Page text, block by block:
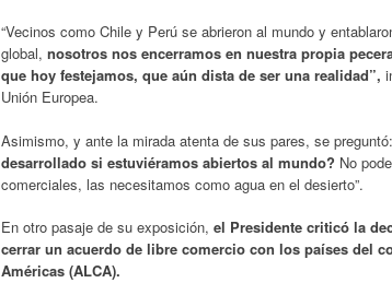
“Vecinos como Chile y Perú se abrieron al mundo y
global, nosotros nos encerramos en nuestra propia
que hoy festejamos, que aún dista de ser una realidad”,
Unión Europea.
Asimismo, y ante la mirada atenta de sus pares, se
desarrollado si estuviéramos abiertos al mundo? No
comerciales, las necesitamos como agua en el desierto”.
En otro pasaje de su exposición, el Presidente criticó la
cerrar un acuerdo de libre comercio con los países del
Américas (ALCA).